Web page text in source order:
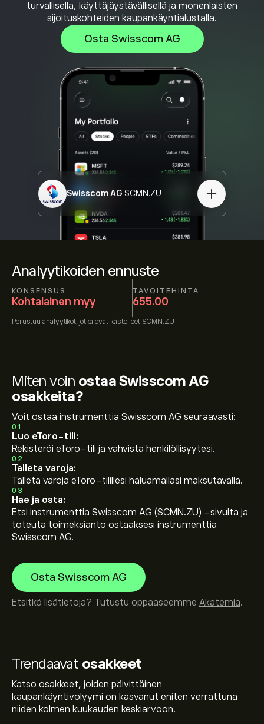
Analyytikoiden ennuste
KONSENSUS
Kohtalainen myy
TAVOITEHINTA
655.00
Perustuu analyytikot, jotka ovat käsitelleet SCMN.ZU
turvallisella, käyttäjäystävällisellä ja monenlaisten
sijoituskohteiden kaupankäyntialustalla.
Osta Swisscom AG
Swisscom AG SCMN.ZU
Trendaavat osakkeet
Katso osakkeet, joiden päivittäinen
kaupankäyntivolyymi on kasvanut eniten verrattuna
niiden kolmen kuukauden keskiarvoon.
Miten voin ostaa Swisscom AG
osakkeita?
Voit ostaa instrumenttia Swisscom AG seuraavasti:
01
Luo eToro-tili:
Rekisteröi eToro-tili ja vahvista henkilöllisyytesi.
02
Talleta varoja:
Talleta varoja eToro-tilillesi haluamallasi maksutavalla.
03
Hae ja osta:
Etsi instrumenttia Swisscom AG (SCMN.ZU) -sivulta ja
toteuta toimeksianto ostaaksesi instrumenttia
Swisscom AG.
Osta Swisscom AG
Etsitkö lisätietoja? Tutustu oppaaseemme Akatemia.